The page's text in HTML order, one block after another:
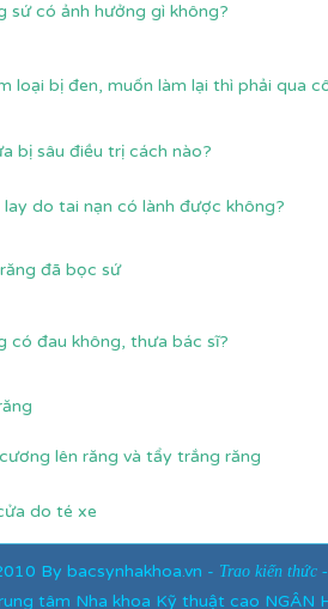
sứ có ảnh hưởng gì không?
loại bị đen, muốn làm lại thì phải qua
bị sâu điều trị cách nào?
lay do tai nạn có lành được không?
đã bọc sứ
có đau không, thưa bác sĩ?
lên răng và tẩy trắng răng
do té xe
By bacsynhakhoa.vn - Trao kiến thức
tâm Nha khoa Kỹ thuật cao NGÂN